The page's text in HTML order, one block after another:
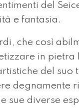
del
e fantasia.
che così
in pietra
del suo
degnamente
sue diverse